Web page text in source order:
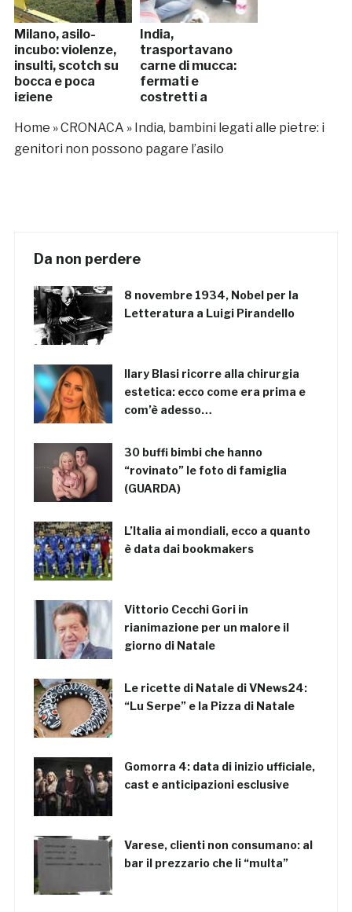
Milano, asilo-
incubo: violenze,
insulti, scotch su
bocca e poca
igiene
India,
trasportavano
carne di mucca:
fermati e
costretti a
Home »CRONACA » India, bambini legati alle pietre: i
genitori non possono pagare l’asilo
Da non perdere
8 novembre 1934, Nobel per la
Letteratura a Luigi Pirandello
Ilary Blasi ricorre alla chirurgia
estetica: ecco come era prima e
com’è adesso…
30 buffi bimbi che hanno
“rovinato” le foto di famiglia
(GUARDA)
L’Italia ai mondiali, ecco a quanto
è data dai bookmakers
Vittorio Cecchi Gori in
rianimazione per un malore il
giorno di Natale
Le ricette di Natale di VNews24:
“Lu Serpe” e la Pizza di Natale
Gomorra 4: data di inizio ufficiale,
cast e anticipazioni esclusive
Varese, clienti non consumano: al
bar il prezzario che li “multa”